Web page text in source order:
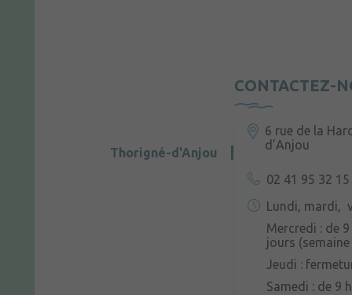
CONTACTEZ-
Thorigné-d'Anjou
6 rue de la
d’Anjou
02 41 95 32 15
Lundi, mardi,
Mercredi : de
jours (semaine
Jeudi :
Samedi : de 9